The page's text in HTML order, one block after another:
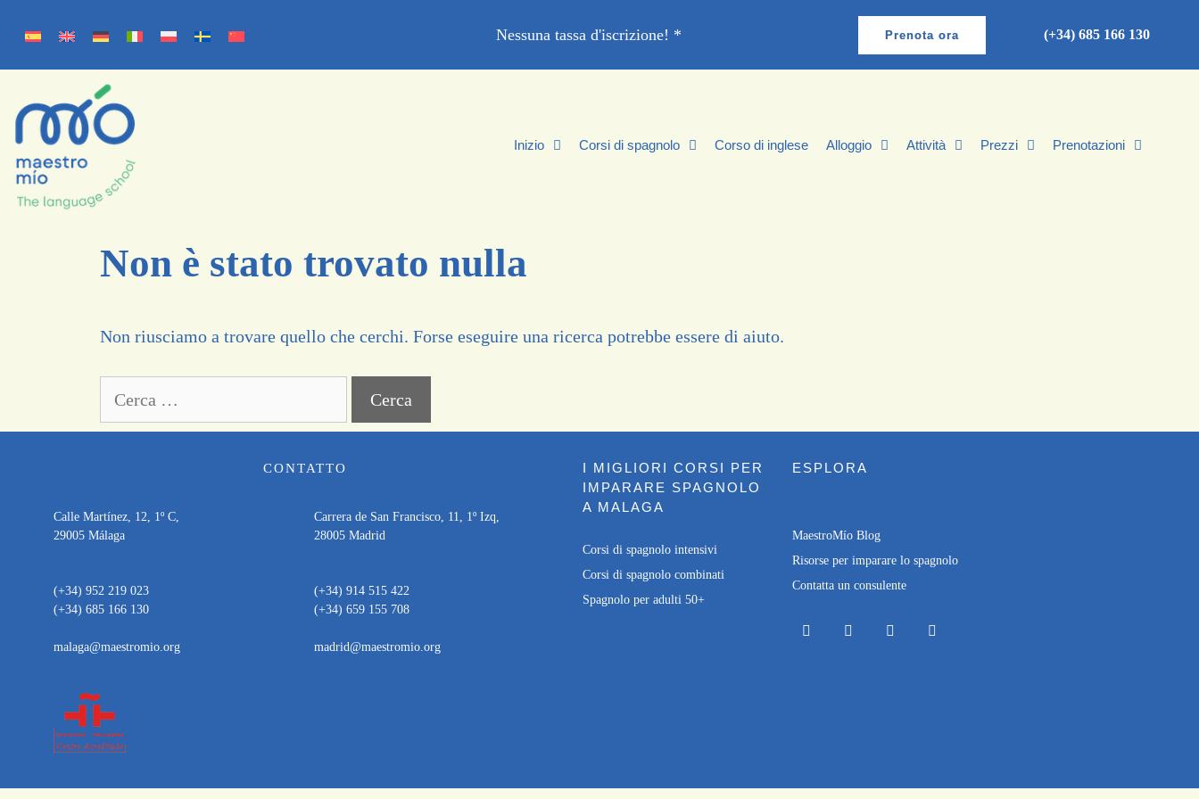
Nessuna tassa d'iscrizione! * Prenota ora (+34) 685 166 130
Inizio Corsi di spagnolo Corso di inglese Alloggio Attività Prezzi Prenotazioni
Non è stato trovato nulla
Non riusciamo a trovare quello che cerchi. Forse eseguire una ricerca potrebbe essere di aiuto.
CONTATTO
Calle Martínez, 12, 1º C,
29005 Málaga
(+34) 952 219 023
(+34) 685 166 130
malaga@maestromio.org
Carrera de San Francisco, 11, 1º Izq,
28005 Madrid
(+34) 914 515 422
(+34) 659 155 708
madrid@maestromio.org
I MIGLIORI CORSI PER
IMPARARE SPAGNOLO
A MALAGA
Corsi di spagnolo intensivi
Corsi di spagnolo combinati
Spagnolo per adulti 50+
ESPLORA
MaestroMío Blog
Risorse per imparare lo spagnolo
Contatta un consulente